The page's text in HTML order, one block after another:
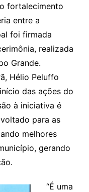
fortalecimento
entre a
foi firmada
realizada
Grande.
Hélio Peluffo
das ações do
à iniciativa é
para as
melhores
gerando
“É uma